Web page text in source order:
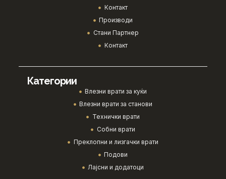
Контакт
Производи
Стани Партнер
Контакт
Категории
Влезни врати за куќи
Влезни врати за станови
Технички врати
Собни врати
Преклопни и лизгачки врати
Подови
Лајсни и додатоци